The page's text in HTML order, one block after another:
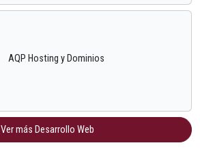
AQP Hosting y Dominios
Ver más Desarrollo Web